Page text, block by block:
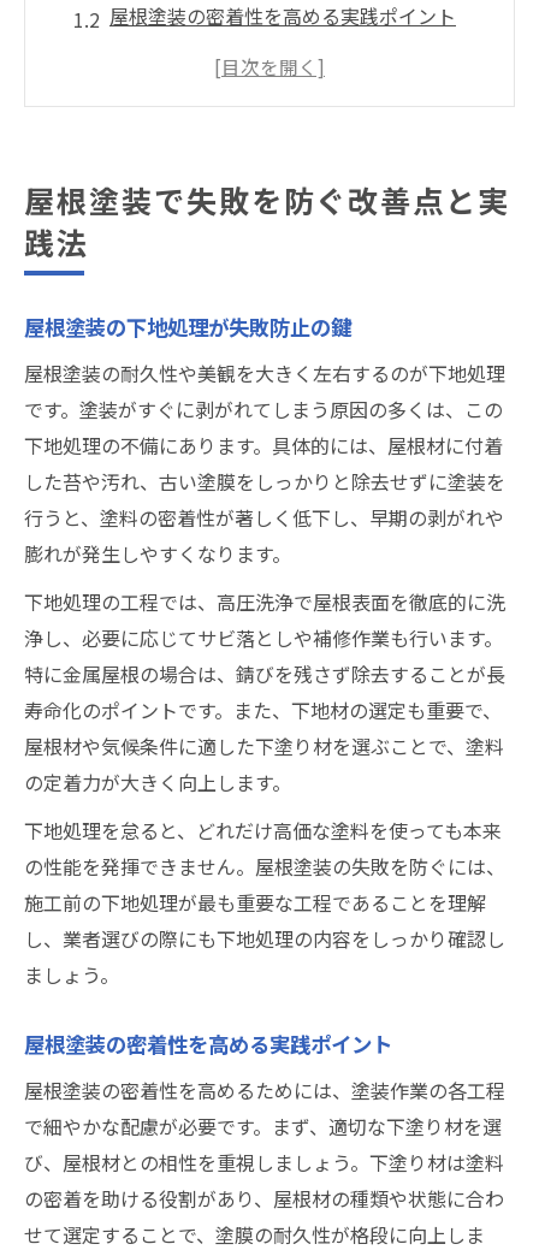
屋根塗装の密着性を高める実践ポイント
屋根塗装の改善点は施工手順の見直しから
剥がれやすい屋根塗装の原因を解明
屋根塗装が剥がれる主な原因と対策法
下地処理不足が屋根塗装に及ぼすリスク
屋根塗装の剥がれを防ぐ工程管理の重要性
自分でできる屋根塗装再発予防のコツ
屋根塗装のセルフチェックと改善点の把握
屋根塗装の剥がれ再発を防ぐ日常のケア
屋根塗装の再発予防に役立つメンテナンス
屋根塗装の劣化サインを見逃さない方法
屋根塗装自分で行う際の注意点と改善策
外壁と屋根塗装の費用最適化の視点
屋根塗装と外壁塗装を同時に行う費用効果
外壁塗装と屋根塗装費用の内訳と比較
屋根塗装費用を抑える改善点の見極め方
屋根外壁塗装の費用最適化と再発予防の関
係
屋根塗装の費用を抑えるための工夫と改善
屋根塗装の耐用年数を伸ばす秘訣とは
屋根塗装の耐用年数を左右する要素とは
性
適切な屋根塗装で耐久性を高める方法
屋根塗装の耐用年数を伸ばすための改善点
屋根塗装の塗り替え時期を見極めるコツ
屋根塗装で失敗を防ぐ改善点と実
践法
屋根塗装の下地処理が失敗防止の鍵
屋根塗装の耐久性や美観を大きく左右するのが下地処理
です。塗装がすぐに剥がれてしまう原因の多くは、この
下地処理の不備にあります。具体的には、屋根材に付着
した苔や汚れ、古い塗膜をしっかりと除去せずに塗装を
行うと、塗料の密着性が著しく低下し、早期の剥がれや
膨れが発生しやすくなります。
下地処理の工程では、高圧洗浄で屋根表面を徹底的に洗
浄し、必要に応じてサビ落としや補修作業も行います。
特に金属屋根の場合は、錆びを残さず除去することが長
寿命化のポイントです。また、下地材の選定も重要で、
屋根材や気候条件に適した下塗り材を選ぶことで、塗料
の定着力が大きく向上します。
下地処理を怠ると、どれだけ高価な塗料を使っても本来
の性能を発揮できません。屋根塗装の失敗を防ぐには、
施工前の下地処理が最も重要な工程であることを理解
し、業者選びの際にも下地処理の内容をしっかり確認し
ましょう。
屋根塗装の密着性を高める実践ポイント
屋根塗装の密着性を高めるためには、塗装作業の各工程
で細やかな配慮が必要です。まず、適切な下塗り材を選
び、屋根材との相性を重視しましょう。下塗り材は塗料
の密着を助ける役割があり、屋根材の種類や状態に合わ
せて選定することで、塗膜の耐久性が格段に向上しま